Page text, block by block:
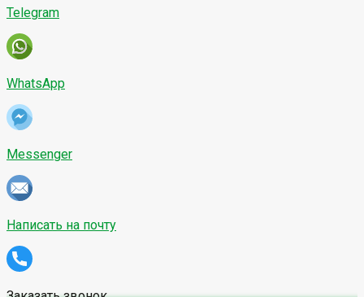
Telegram
WhatsApp
Messenger
Написать на почту